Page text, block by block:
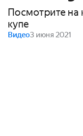
Посмотрите на
купе
Видео3 июня 2021